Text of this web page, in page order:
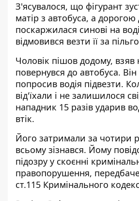
З'ясувалося, що фігурант
матір з автобуса, а
поскаржилася синові на
відмовився везти її за
Чоловік пішов додому, взяв
повернувся до автобуса. Він
попросив водія підвезти.
від'їхали і не залишилося
нападник 15 разів ударив
втік.
Його затримали за чотири
всьому зізнався. Йому
підозру у скоєнні
правопорушення,
ст.115 Кримінального